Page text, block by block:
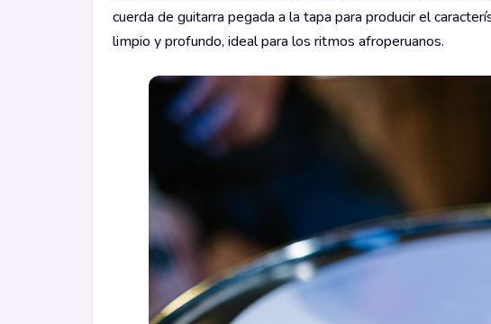
cuerda de guitarra pegada a la tapa para producir el
limpio y profundo, ideal para los ritmos afroperuanos.